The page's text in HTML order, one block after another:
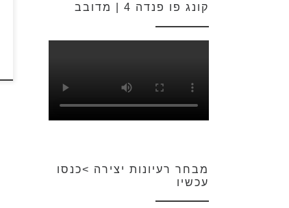
קונג פו פנדה 4 | מדובב
מבחר רעיונות יצירה >כנסו
עכשיו